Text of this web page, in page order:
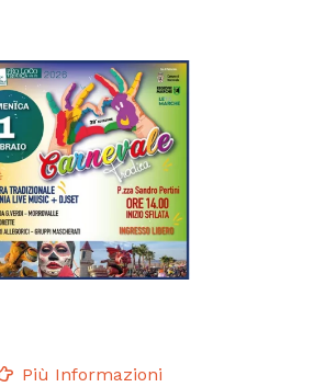
Più Informazioni